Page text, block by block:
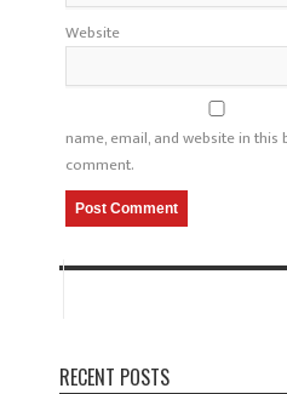
Website
name, email, and website in
comment.
RECENT POSTS